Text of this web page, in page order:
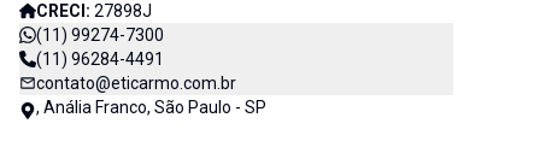
CRECI: 27898J
(11) 99274-7300
(11) 96284-4491
contato@eticarmo.com.br
, Anália Franco, São Paulo - SP